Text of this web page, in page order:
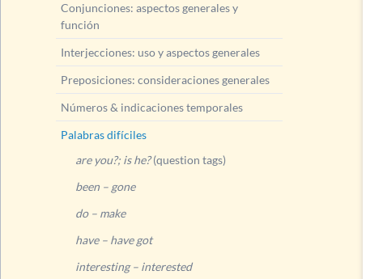
Conjunciones: aspectos generales y
función
Interjecciones: uso y aspectos generales
Preposiciones: consideraciones generales
Números & indicaciones temporales
Palabras difíciles
are you?; is he?(question tags)
been – gone
do – make
have – have got
interesting – interested